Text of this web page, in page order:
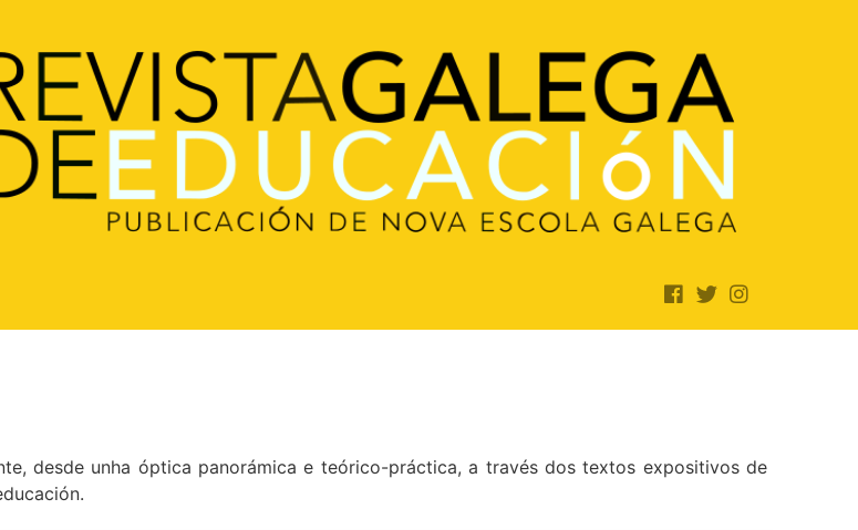
desde unha óptica panorámica e teórico-práctica, a través dos textos expositivos de